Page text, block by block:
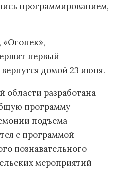
программированием,
«Огонек»,
первый
домой 23 июня.
области разработана
программу
подъема
с программой
познавательного
мероприятий